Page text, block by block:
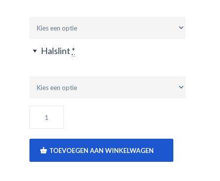
Halslint *
TOEVOEGEN AAN WINKELWAGEN